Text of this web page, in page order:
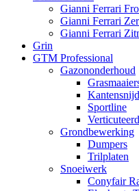
Gianni Ferrari
Gianni Ferrari
Gianni Ferrari
Grin
GTM Professional
Gazononderhoud
Sportline
Grondbewerking
Dumpers
Trilplaten
Snoeiwerk
Conyfair